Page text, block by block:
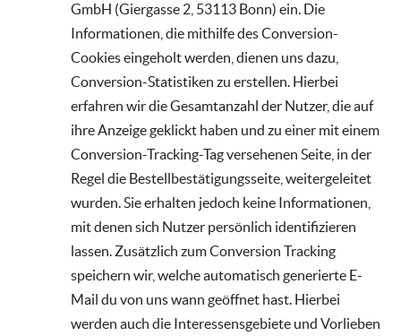
GmbH (Giergasse 2, 53113 Bonn) ein. Die
Informationen, die mithilfe des Conversion-
Cookies eingeholt werden, dienen uns dazu,
Conversion-Statistiken zu erstellen. Hierbei
erfahren wir die Gesamtanzahl der Nutzer, die auf
ihre Anzeige geklickt haben und zu einer mit einem
Conversion-Tracking-Tag versehenen Seite, in der
Regel die Bestellbestätigungsseite, weitergeleitet
wurden. Sie erhalten jedoch keine Informationen,
mit denen sich Nutzer persönlich identifizieren
lassen. Zusätzlich zum Conversion Tracking
speichern wir, welche automatisch generierte E-
Mail du von uns wann geöffnet hast. Hierbei
werden auch die Interessensgebiete und Vorlieben